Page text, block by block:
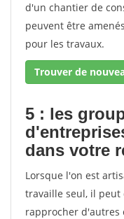
d'un chantier de
peuvent être
pour les travaux.
Trouver de
5 : les
dans votre
Lorsque l'on est
travaille seul, il
rapprocher